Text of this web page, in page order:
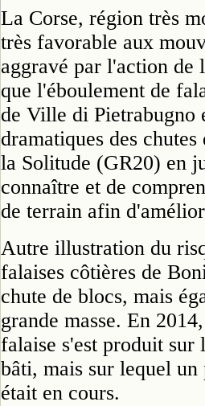
La Corse, région très
très favorable aux
aggravé par l'action de
que l'éboulement de
de Ville di Pietrabugno
dramatiques des
la Solitude (GR20) en
connaître et de
de terrain afin
Autre illustration du
falaises côtières de
chute de blocs, mais
grande masse. En
falaise s'est produit sur
bâti, mais sur lequel
était en cours.